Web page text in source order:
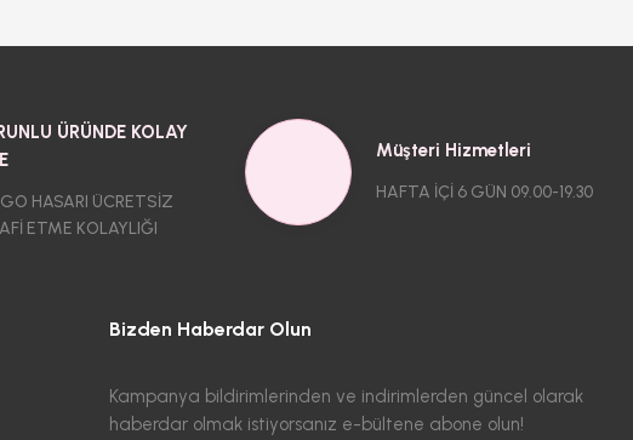
ÜRÜNDE KOLAY
HASARI ÜCRETSİZ
ETME KOLAYLIĞI
Müşteri Hizmetleri
HAFTA İÇİ 6 GÜN 09.00-19.30
Bizden Haberdar Olun
Kampanya bildirimlerinden ve indirimlerden güncel olarak
haberdar olmak istiyorsanız e-bültene abone olun!